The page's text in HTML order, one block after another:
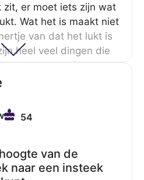
zit, er moet iets zijn wat
Wat het is maakt niet
van dat het lukt is
heel veel dingen die
ergens weer je
zien te halen. Besteed
is gelukt. Zorg dat je
of grote
geduldig voor jezelf.’
54
van de
naar een insteek